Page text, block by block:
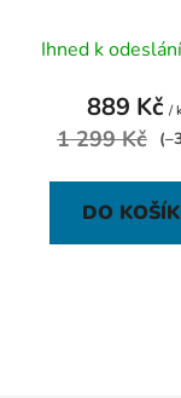
Ihned k odeslání
889 Kč /
1 299 Kč
DO